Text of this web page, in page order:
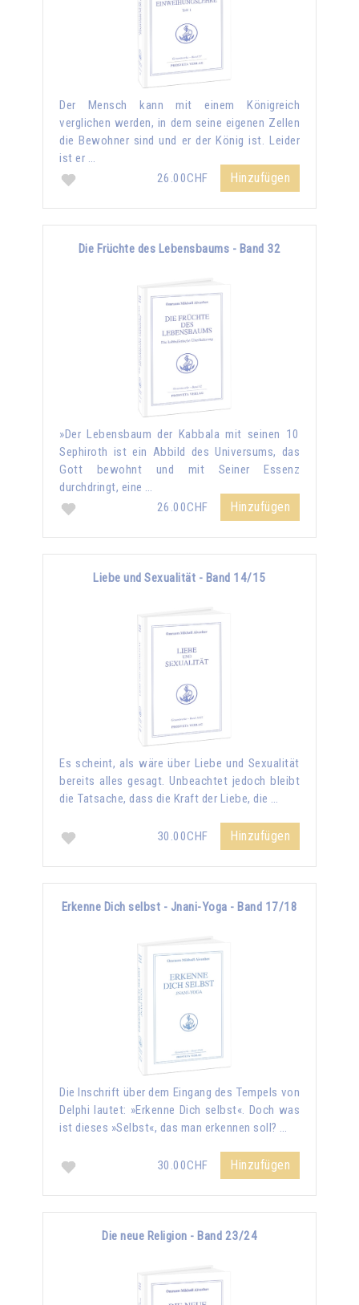
Der Mensch kann mit einem Königreich
verglichen werden, in dem seine eigenen Zellen
die Bewohner sind und er der König ist. Leider
ist er …
26.00CHF
Hinzufügen
Die Früchte des Lebensbaums - Band 32
»Der Lebensbaum der Kabbala mit seinen 10
Sephiroth ist ein Abbild des Universums, das
Gott bewohnt und mit Seiner Essenz
durchdringt, eine …
26.00CHF
Hinzufügen
Liebe und Sexualität - Band 14/15
Es scheint, als wäre über Liebe und Sexualität
bereits alles gesagt. Unbeachtet jedoch bleibt
die Tatsache, dass die Kraft der Liebe, die …
30.00CHF Hinzufügen
Erkenne Dich selbst - Jnani-Yoga - Band 17/18
Die Inschrift über dem Eingang des Tempels von
Delphi lautet: »Erkenne Dich selbst«. Doch was
ist dieses »Selbst«, das man erkennen soll? …
30.00CHF Hinzufügen
Die neue Religion - Band 23/24